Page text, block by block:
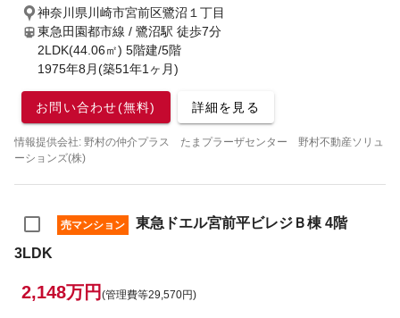
神奈川県川崎市宮前区鷺沼１丁目
東急田園都市線 / 鷺沼駅 徒歩7分
2LDK(44.06㎡) 5階建/5階
1975年8月(築51年1ヶ月)
お問い合わせ(無料) 詳細を見る
情報提供会社: 野村の仲介プラス たまプラーザセンター 野村不動産ソリュ
ーションズ(株)
売マンション
東急ドエル宮前平ビレジＢ棟 4階
3LDK
2,148万円 (管理費等29,570円)